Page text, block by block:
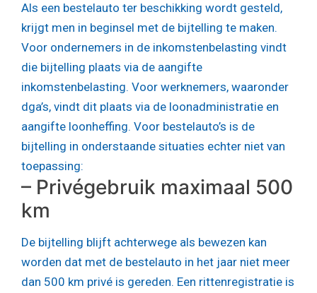
Als een bestelauto ter beschikking wordt gesteld,
krijgt men in beginsel met de bijtelling te maken.
Voor ondernemers in de inkomstenbelasting vindt
die bijtelling plaats via de aangifte
inkomstenbelasting. Voor werknemers, waaronder
dga’s, vindt dit plaats via de loonadministratie en
aangifte loonheffing. Voor bestelauto’s is de
bijtelling in onderstaande situaties echter niet van
toepassing:
– Privégebruik maximaal 500
km
De bijtelling blijft achterwege als bewezen kan
worden dat met de bestelauto in het jaar niet meer
dan 500 km privé is gereden. Een rittenregistratie is